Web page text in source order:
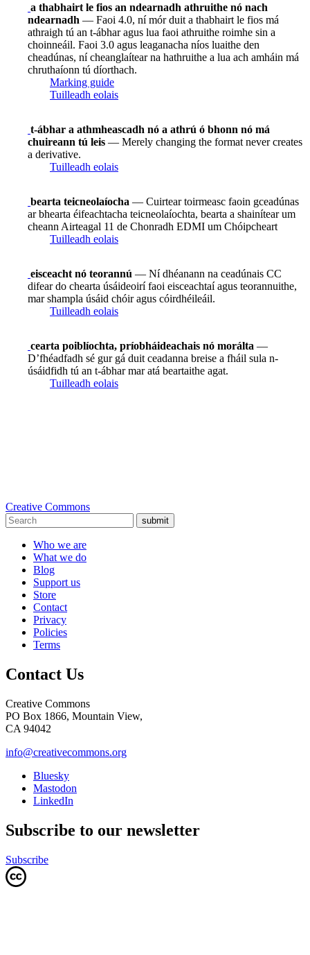
a thabhairt le fios an ndearnadh athruithe nó nach
ndearnadh — Faoi 4.0, ní mór duit a thabhairt le fios má
athraigh tú an t-ábhar agus lua faoi athruithe roimhe sin a
choinneáil. Faoi 3.0 agus leaganacha níos luaithe den
cheadúnas, ní cheanglaítear na hathruithe a lua ach amháin má
chruthaíonn tú díorthach.
Marking guide
Tuilleadh eolais
t-ábhar a athmheascadh nó a athrú ó bhonn nó má
chuireann tú leis — Merely changing the format never creates
a derivative.
Tuilleadh eolais
bearta teicneolaíocha — Cuirtear toirmeasc faoin gceadúnas
ar bhearta éifeachtacha teicneolaíochta, bearta a shainítear um
cheann Airteagal 11 de Chonradh EDMI um Chóipcheart
Tuilleadh eolais
eisceacht nó teorannú — Ní dhéanann na ceadúnais CC
difear do chearta úsáideoirí faoi eisceachtaí agus teorannuithe,
mar shampla úsáid chóir agus cóirdhéileáil.
Tuilleadh eolais
cearta poiblíochta, príobháideachais nó morálta —
D’fhéadfadh sé gur gá duit ceadanna breise a fháil sula n-
úsáidfidh tú an t-ábhar mar atá beartaithe agat.
Tuilleadh eolais
Creative Commons
submit
Who we are
What we do
Blog
Support us
Store
Contact
Privacy
Policies
Terms
Contact Us
Creative Commons
PO Box 1866, Mountain View,
CA 94042
info@creativecommons.org
Bluesky
Mastodon
LinkedIn
Subscribe to our newsletter
Subscribe